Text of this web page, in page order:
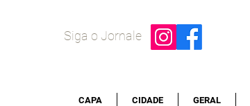
Siga o Jornale
CAPA CIDADE GERAL